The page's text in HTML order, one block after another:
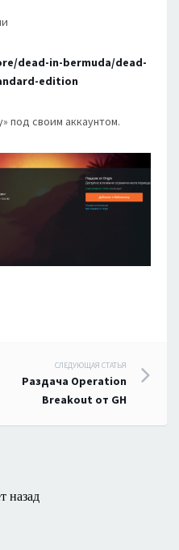
dead-in-bermuda/dead-
edition
под своим аккаунтом.
СЛЕДУЮЩАЯ СТАТЬЯ
Раздача Operation
Breakout от GH